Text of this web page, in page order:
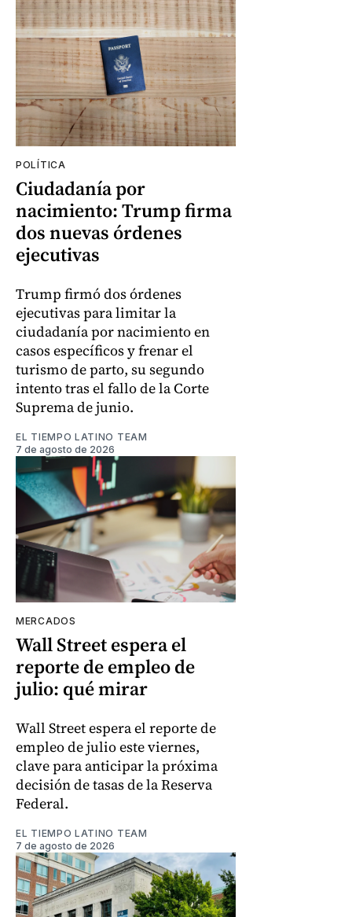
POLÍTICA
Ciudadanía por
nacimiento: Trump firma
dos nuevas órdenes
ejecutivas
Trump firmó dos órdenes
ejecutivas para limitar la
ciudadanía por nacimiento en
casos específicos y frenar el
turismo de parto, su segundo
intento tras el fallo de la Corte
Suprema de junio.
EL TIEMPO LATINO TEAM
7 de agosto de 2026
MERCADOS
Wall Street espera el
reporte de empleo de
julio: qué mirar
Wall Street espera el reporte de
empleo de julio este viernes,
clave para anticipar la próxima
decisión de tasas de la Reserva
Federal.
EL TIEMPO LATINO TEAM
7 de agosto de 2026